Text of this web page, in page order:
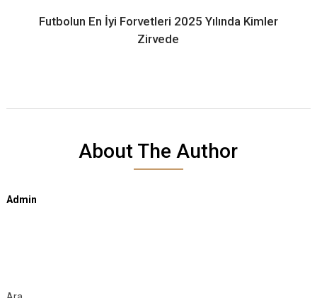
Futbolun En İyi Forvetleri 2025 Yılında Kimler
Zirvede
About The Author
Admin